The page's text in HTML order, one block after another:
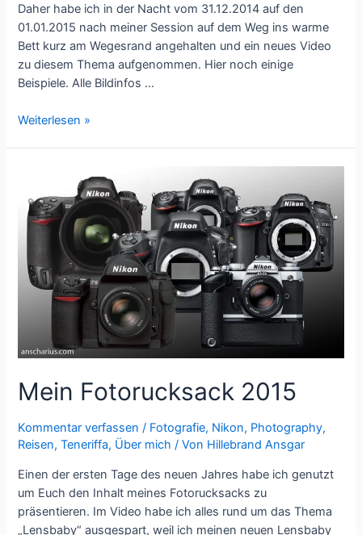
Daher habe ich in der Nacht vom 31.12.2014 auf den
01.01.2015 nach meiner Session auf dem Weg ins warme
Bett kurz am Wegesrand angehalten und ein neues Video
zu diesem Thema aufgenommen. Hier noch einige
Beispiele. Alle Bildinfos …
Fotoschule
Nachts
fotografieren
Weiterlesen »
Mein Fotorucksack 2015
Kommentar verfassen / Fotografie, Nikon, Photography,
Reisen,Teneriffa, Über mich / Von Hillebrand Ansgar
Einen der ersten Tage des neuen Jahres habe ich genutzt
um Euch den Inhalt meines Fotorucksacks zu
präsentieren. Im Video habe ich alles rund um das Thema
„Lensbaby“ ausgespart, weil ich meinen neuen Lensbaby